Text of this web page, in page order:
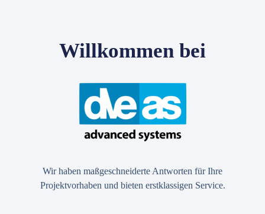
Willkommen bei
Wir haben maßgeschneiderte Antworten für Ihre
Projektvorhaben und bieten erstklassigen Service.